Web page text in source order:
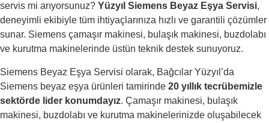
servis mi arıyorsunuz? Yüzyıl Siemens Beyaz Eşya Servisi,
deneyimli ekibiyle tüm ihtiyaçlarınıza hızlı ve garantili çözümler
sunar. Siemens çamaşır makinesi, bulaşık makinesi, buzdolabı
ve kurutma makinelerinde üstün teknik destek sunuyoruz.
Siemens Beyaz Eşya Servisi olarak, Bağcılar Yüzyıl’da
Siemens beyaz eşya ürünleri tamirinde 20 yıllık tecrübemizle
sektörde lider konumdayız. Çamaşır makinesi, bulaşık
makinesi, buzdolabı ve kurutma makinelerinizde oluşabilecek